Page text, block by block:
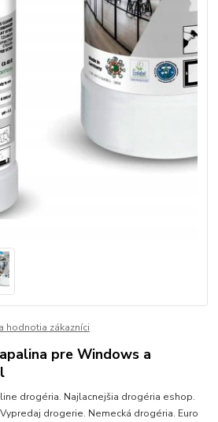
hodnotia zákazníci
pre Windows a
drogéria. Najlacnejšia drogéria eshop.
drogerie. Nemecká drogéria. Euro